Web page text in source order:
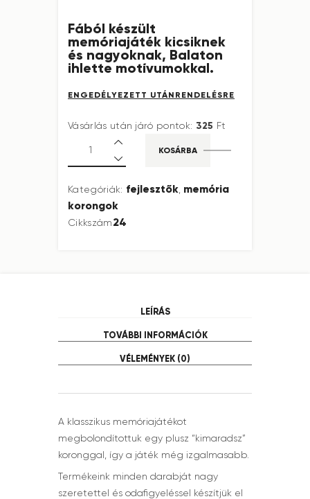
Fából készült
memóriajáték kicsiknek
és nagyoknak, Balaton
ihlette motívumokkal.
ENGEDÉLYEZETT UTÁNRENDELÉSRE
Vásárlás után járó pontok: 325 Ft
KOSÁRBA
Kategóriák: fejlesztők, memória
korongok
Cikkszám24
LEÍRÁS
TOVÁBBI INFORMÁCIÓK
VÉLEMÉNYEK (0)
A klasszikus memóriajátékot
megbolondítottuk egy plusz “kimaradsz”
koronggal, így a játék még izgalmasabb.
Termékeink minden darabját nagy
szeretettel és odafigyeléssel készítjük el